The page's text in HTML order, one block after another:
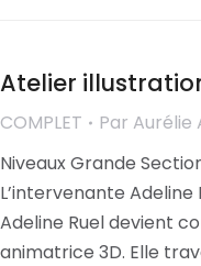
Atelier
COMPLET Par Aurélie
Niveaux Grande
L’intervenante Adeline
Adeline Ruel devient
animatrice 3D. Elle